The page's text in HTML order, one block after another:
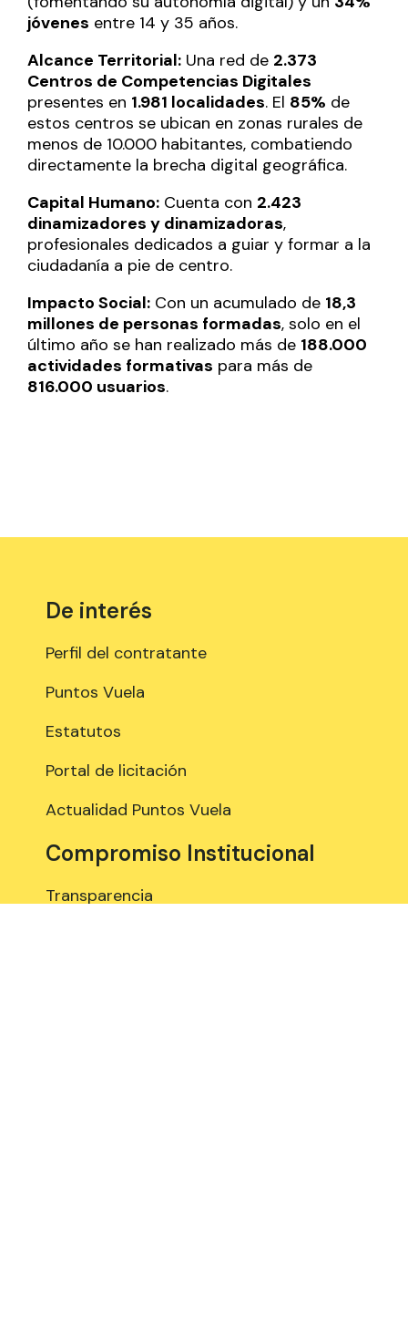
jóvenes entre 14 y 35 años.
Alcance Territorial: Una red de 2.373
Centros de Competencias Digitales
presentes en 1.981 localidades. El 85% de
estos centros se ubican en zonas rurales de
menos de 10.000 habitantes, combatiendo
directamente la brecha digital geográfica.
Capital Humano: Cuenta con 2.423
dinamizadores y dinamizadoras,
profesionales dedicados a guiar y formar a la
ciudadanía a pie de centro.
Impacto Social: Con un acumulado de 18,3
millones de personas formadas, solo en el
último año se han realizado más de 188.000
actividades formativas para más de
816.000 usuarios.
De interés
Perfil del contratante
Puntos Vuela
Estatutos
Portal de licitación
Actualidad Puntos Vuela
Compromiso Institucional
Transparencia